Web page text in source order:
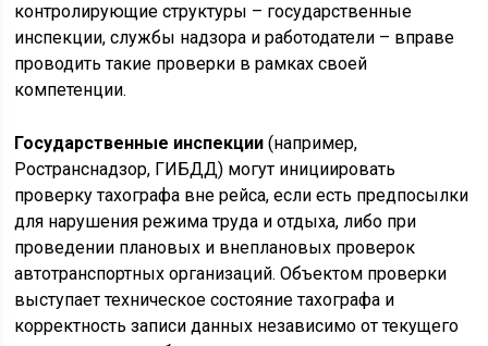
контролирующие структуры – государственные
инспекции, службы надзора и работодатели – вправе
проводить такие проверки в рамках своей
компетенции.
Государственные инспекции (например,
Ространснадзор, ГИБДД) могут инициировать
проверку тахографа вне рейса, если есть предпосылки
для нарушения режима труда и отдыха, либо при
проведении плановых и внеплановых проверок
автотранспортных организаций. Объектом проверки
выступает техническое состояние тахографа и
корректность записи данных независимо от текущего